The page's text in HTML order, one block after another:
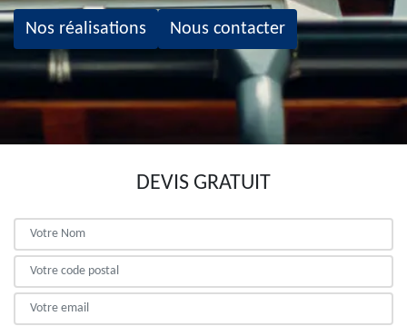
Nos réalisations Nous contacter
DEVIS GRATUIT